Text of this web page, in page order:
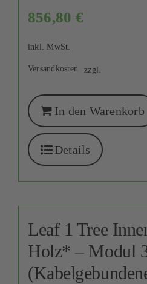
856,80 €
inkl. MwSt.
zzgl.
Versandkosten
In den Warenkorb
Details
Leaf 1 Tree
Holz* – Modul